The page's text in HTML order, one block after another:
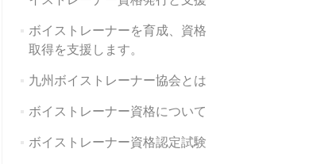
ボイストレーナーを育成、資格
取得を支援します。
九州ボイストレーナー協会とは
ボイストレーナー資格について
ボイストレーナー資格認定試験